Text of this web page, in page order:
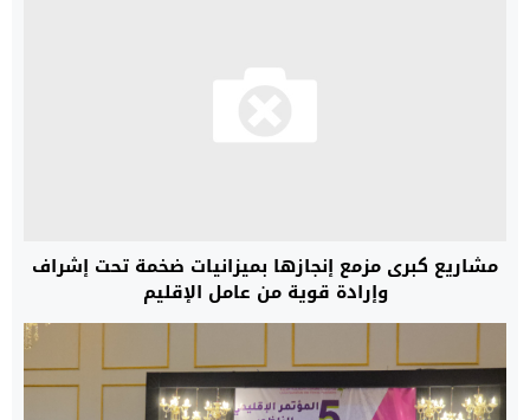
مشاريع كبرى مزمع إنجازها بميزانيات ضخمة تحت إشراف
وإرادة قوية من عامل الإقليم